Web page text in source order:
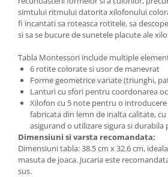
simtului ritmului datorita xilofonului
fi incantati sa roteasca rotitele, sa
si sa se bucure de sunetele placute ale
Tabla Montessori include multiple
6 rotite colorate si usor de manevrat
Forme geometrice variate (triunghi,
Lanturi cu sfori pentru coordonarea
Xilofon cu 5 note pentru o introducere
fabricata din lemn de inalta calitate,
asigurand o utilizare sigura si durabila
Dimensiuni si varsta recomandata:
Dimensiuni tabla: 38.5 cm x 32.6 cm,
masuta de joaca. Jucaria este
sus.